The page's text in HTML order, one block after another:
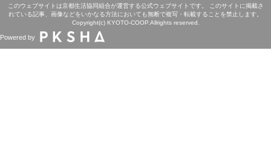
このウェブサイトは京都生活協同組合が運営する公式ウェブサイトです。 このサイトに掲載さ
れている記事、画像などをいかなる方法においても無断で複写・転載することを禁止します。
Copyright(c) KYOTO-COOP.Allrights reserved.
Powered by